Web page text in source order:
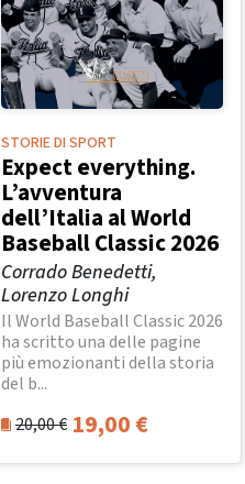
STORIE DI SPORT
Expect everything.
L’avventura
dell’Italia al World
Baseball Classic 2026
Corrado Benedetti,
Lorenzo Longhi
Il World Baseball Classic 2026
ha scritto una delle pagine
più emozionanti della storia
del b...
20,00€ 19,00€